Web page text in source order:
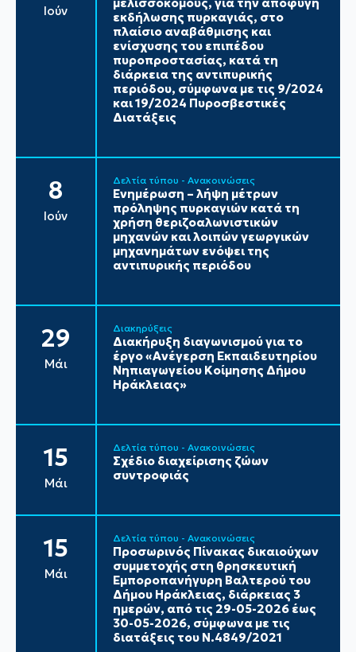
Ιούν
μελισσοκόμους, για την αποφυγή
εκδήλωσης πυρκαγιάς, στο
πλαίσιο αναβάθμισης και
ενίσχυσης του επιπέδου
πυροπροστασίας, κατά τη
διάρκεια της αντιπυρικής
περιόδου, σύμφωνα με τις 9/2024
και 19/2024 Πυροσβεστικές
Διατάξεις
8
Ιούν
Δελτία τύπου - Ανακοινώσεις
Ενημέρωση – λήψη μέτρων
πρόληψης πυρκαγιών κατά τη
χρήση θεριζοαλωνιστικών
μηχανών και λοιπών γεωργικών
μηχανημάτων ενόψει της
αντιπυρικής περιόδου
29
Μάι
Διακηρύξεις
Διακήρυξη διαγωνισμού για το
έργο «Ανέγερση Εκπαιδευτηρίου
Νηπιαγωγείου Κοίμησης Δήμου
Ηράκλειας»
15
Μάι
Δελτία τύπου - Ανακοινώσεις
Σχέδιο διαχείρισης ζώων
συντροφιάς
15
Μάι
Δελτία τύπου - Ανακοινώσεις
Προσωρινός Πίνακας δικαιούχων
συμμετοχής στη θρησκευτική
Εμποροπανήγυρη Βαλτερού του
Δήμου Ηράκλειας, διάρκειας 3
ημερών, από τις 29-05-2026 έως
30-05-2026, σύμφωνα με τις
διατάξεις του Ν.4849/2021